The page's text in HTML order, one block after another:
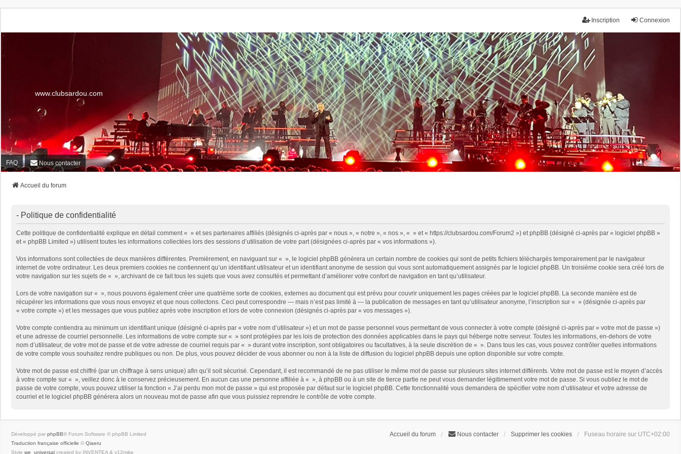
Connexion
Inscription
www.clubsardou.com
FAQ Nous contacter
Accueil du forum
- Politique de confidentialité
Cette politique de confidentialité explique en détail comment « » et ses partenaires affiliés (désignés ci-après par « nous », « notre », « nos », « » et « https://clubsardou.com/Forum2 ») et phpBB (désigné ci-après par « logiciel phpBB »
et « phpBB Limited ») utilisent toutes les informations collectées lors des sessions d’utilisation de votre part (désignées ci-après par « vos informations »).
Vos informations sont collectées de deux manières différentes. Premièrement, en naviguant sur « », le logiciel phpBB génèrera un certain nombre de cookies qui sont de petits fichiers téléchargés temporairement par le navigateur
internet de votre ordinateur. Les deux premiers cookies ne contiennent qu’un identifiant utilisateur et un identifiant anonyme de session qui vous sont automatiquement assignés par le logiciel phpBB. Un troisième cookie sera créé lors de
votre navigation sur les sujets de « », archivant de ce fait tous les sujets que vous avez consultés et permettant d’améliorer votre confort de navigation en tant qu’utilisateur.
Lors de votre navigation sur « », nous pouvons également créer une quatrième sorte de cookies, externes au document qui est prévu pour couvrir uniquement les pages créées par le logiciel phpBB. La seconde manière est de
récupérer les informations que vous nous envoyez et que nous collectons. Ceci peut correspondre — mais n’est pas limité à — la publication de messages en tant qu’utilisateur anonyme, l’inscription sur « » (désignée ci-après par
« votre compte ») et les messages que vous publiez après votre inscription et lors de votre connexion (désignés ci-après par « vos messages »).
Votre compte contiendra au minimum un identifiant unique (désigné ci-après par « votre nom d’utilisateur ») et un mot de passe personnel vous permettant de vous connecter à votre compte (désigné ci-après par « votre mot de passe »)
et une adresse de courriel personnelle. Les informations de votre compte sur « » sont protégées par les lois de protection des données applicables dans le pays qui héberge notre serveur. Toutes les informations, en-dehors de votre
nom d’utilisateur, de votre mot de passe et de votre adresse de courriel requis par « » durant votre inscription, sont obligatoires ou facultatives, à la seule discrétion de « ». Dans tous les cas, vous pouvez contrôler quelles informations
de votre compte vous souhaitez rendre publiques ou non. De plus, vous pouvez décider de vous abonner ou non à la liste de diffusion du logiciel phpBB depuis une option disponible sur votre compte.
Votre mot de passe est chiffré (par un chiffrage à sens unique) afin qu’il soit sécurisé. Cependant, il est recommandé de ne pas utiliser le même mot de passe sur plusieurs sites internet différents. Votre mot de passe est le moyen d’accès
à votre compte sur « », veillez donc à le conservez précieusement. En aucun cas une personne affiliée à « », à phpBB ou à un site de tierce partie ne peut vous demander légitimement votre mot de passe. Si vous oubliez le mot de
passe de votre compte, vous pouvez utiliser la fonction « J’ai perdu mon mot de passe » qui est proposée par défaut sur le logiciel phpBB. Cette fonctionnalité vous demandera de spécifier votre nom d’utilisateur et votre adresse de
courriel et le logiciel phpBB générera alors un nouveau mot de passe afin que vous puissiez reprendre le contrôle de votre compte.
Accueil du forum Nous contacter Supprimer les cookies Fuseau horaire sur UTC+02:00
Développé par phpBB® Forum Software © phpBB Limited
Traduction française officielle © Qiaeru
Style we_universal created by INVENTEA & v12mike